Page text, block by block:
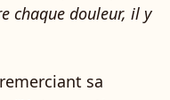
chaque douleur, il y
sa